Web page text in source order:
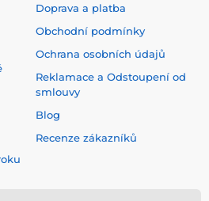
Doprava a platba
Obchodní podmínky
Ochrana osobních údajů
Reklamace a Odstoupení od
smlouvy
Blog
Recenze zákazníků